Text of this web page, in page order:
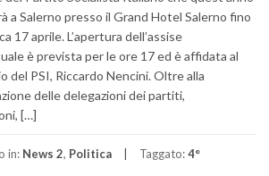
a Salerno presso il Grand Hotel Salerno fino
17 aprile. L’apertura dell’assise
è prevista per le ore 17 ed è affidata al
del PSI, Riccardo Nencini. Oltre alla
delle delegazioni dei partiti,
[…]
in: News 2, Politica Taggato:4°